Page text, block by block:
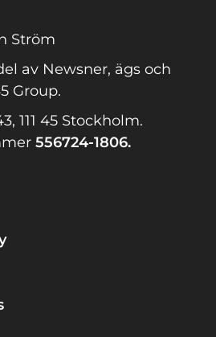
Ström
av Newsner, ägs och
Group.
111 45 Stockholm.
556724-1806.